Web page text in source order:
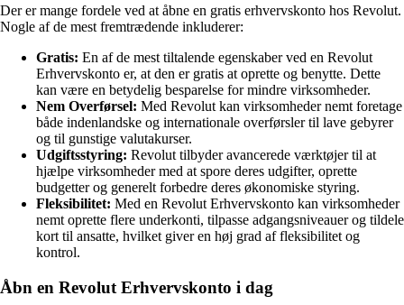
Der er mange fordele ved at åbne en gratis erhvervskonto hos Revolut.
Nogle af de mest fremtrædende inkluderer:
Gratis: En af de mest tiltalende egenskaber ved en Revolut
Erhvervskonto er, at den er gratis at oprette og benytte. Dette
kan være en betydelig besparelse for mindre virksomheder.
Nem Overførsel: Med Revolut kan virksomheder nemt foretage
både indenlandske og internationale overførsler til lave gebyrer
og til gunstige valutakurser.
Udgiftsstyring: Revolut tilbyder avancerede værktøjer til at
hjælpe virksomheder med at spore deres udgifter, oprette
budgetter og generelt forbedre deres økonomiske styring.
Fleksibilitet: Med en Revolut Erhvervskonto kan virksomheder
nemt oprette flere underkonti, tilpasse adgangsniveauer og tildele
kort til ansatte, hvilket giver en høj grad af fleksibilitet og
kontrol.
Åbn en Revolut Erhvervskonto i dag